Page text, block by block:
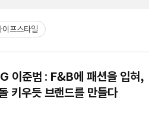
이프스타일
이준범 : F&B에 패션을 입혀,
키우듯 브랜드를 만들다